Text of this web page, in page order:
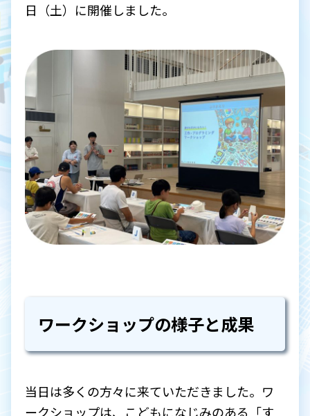
日（土）に開催しました。
ワークショップの様子と成果
当日は多くの方々に来ていただきました。ワ
ークショップは、こどもになじみのある「す